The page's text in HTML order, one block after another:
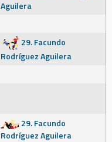
Aguilera
29. Facundo
Rodríguez Aguilera
29. Facundo
Rodríguez Aguilera